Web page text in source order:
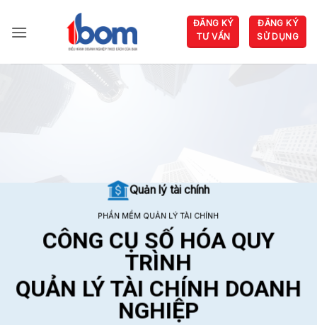
qua
dung
ĐĂNG KÝ
TƯ VẤN
ĐĂNG KÝ
SỬ DỤNG
Quản lý tài chính
PHẦN MỀM QUẢN LÝ TÀI CHÍNH
CÔNG CỤ SỐ HÓA QUY
TRÌNH
QUẢN LÝ TÀI CHÍNH DOANH
NGHIỆP